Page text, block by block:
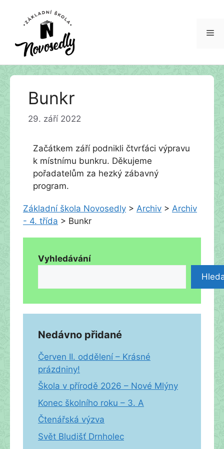
Přeskočit
Bunkr
29. září 2022
Začátkem září podnikli čtvrťáci výpravu
k místnímu bunkru. Děkujeme
pořadatelům za hezký zábavný
program.
Základní škola Novosedly > Archiv > Archiv
- 4. třída > Bunkr
Vyhledávání
Nedávno přidané
Červen II. oddělení – Krásné
prázdniny!
Škola v přírodě 2026 – Nové Mlýny
Konec školního roku – 3. A
Čtenářská výzva
Svět Bludišť Drnholec